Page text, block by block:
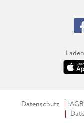
Datenschutz AGB